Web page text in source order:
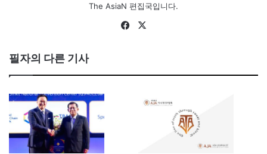
The AsiaN 편집국입니다.
Fa
필자의 다른 기사